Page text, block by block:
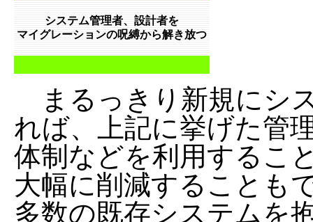
システム管理者、設計者を
マイグレーションの呪縛から解き放つ
まるっきり新規にシ
れば、上記に挙げた管
体制などを利用するこ
大幅に削減することも
多数の既存システムを